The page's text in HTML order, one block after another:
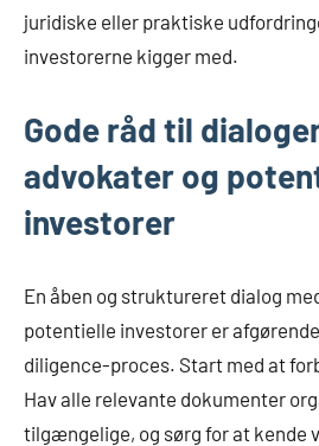
juridiske eller praktiske
investorerne kigger med.
Gode råd til
advokater og
investorer
En åben og struktureret dialog
potentielle investorer er
diligence-proces. Start med at
Hav alle relevante dokumenter
tilgængelige, og sørg for at kende